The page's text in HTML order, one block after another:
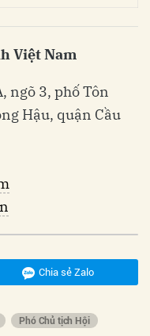
Việt Nam
ngõ 3, phố Tôn
Hậu, quận Cầu
Chia sẻ Zalo
Phó Chủ tịch Hội